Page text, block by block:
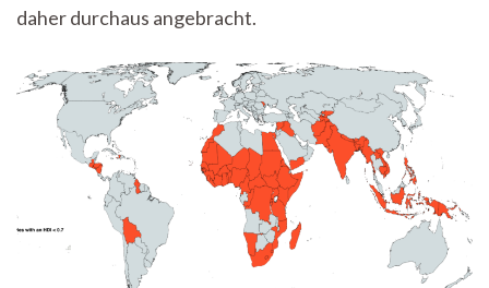
daher durchaus angebracht.